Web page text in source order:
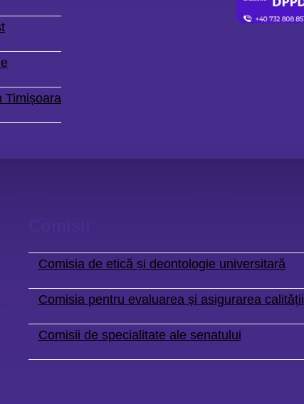
Timișoara
Comisia de etică și deontologie universitară
Comisia pentru evaluarea și asigurarea calității
Comisii de specialitate ale senatului